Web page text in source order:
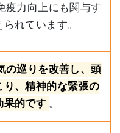
疫力向上にも関与す
れています。
の巡りを改善し、頭
り、精神的な緊張の
果的です 。